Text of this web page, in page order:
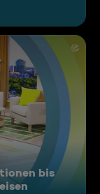
bis